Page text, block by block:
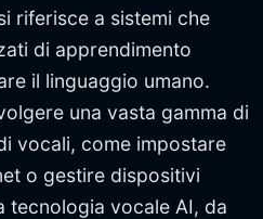
riferisce a sistemi che
di apprendimento
il linguaggio umano.
una vasta gamma di
vocali, come impostare
o gestire dispositivi
tecnologia vocale AI, da